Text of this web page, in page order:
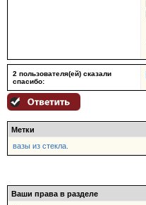
2 пользователя(ей) сказали
cпасибо:
Метки
вазы из стекла.
Ваши права в разделе